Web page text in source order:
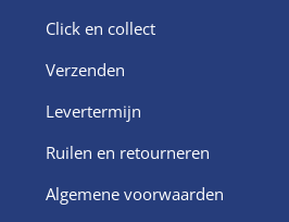
Click en collect
Verzenden
Levertermijn
Ruilen en retourneren
Algemene voorwaarden